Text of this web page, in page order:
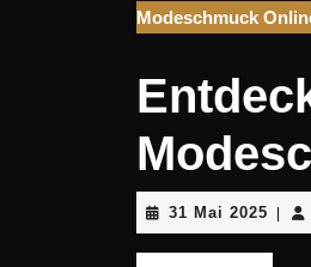
Modeschmuck
31 Mai 2025 31
Mai
2025